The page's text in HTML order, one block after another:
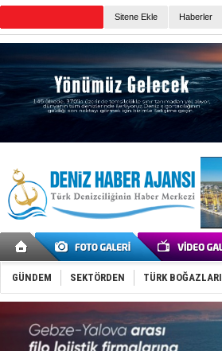
Sitene Ekle Haberler
GÜNDEM SEKTÖRDEN TÜRK BOĞAZLARI